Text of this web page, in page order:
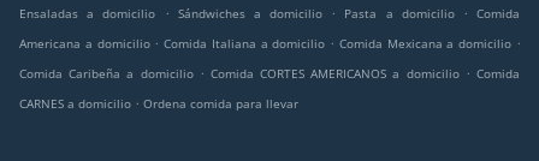
Ensaladas a domicilio
. Sándwiches a domicilio . Pasta a domicilio . Comida
Americana a domicilio . Comida Italiana a domicilio . Comida Mexicana a domicilio .
Comida Caribeña a domicilio . Comida CORTES AMERICANOS a domicilio . Comida
CARNES a domicilio . Ordena comida para llevar